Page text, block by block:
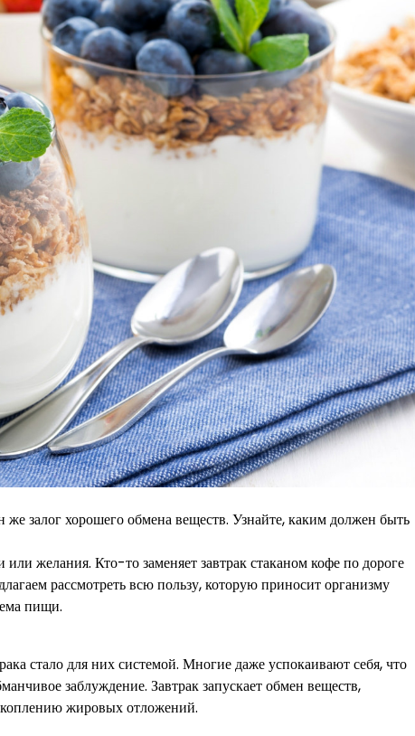
же залог хорошего обмена веществ. Узнайте, каким должен быть
желания. Кто-то заменяет завтрак стаканом кофе по дороге
рассмотреть всю пользу, которую приносит организму
пищи.
стало для них системой. Многие даже успокаивают себя, что
заблуждение. Завтрак запускает обмен веществ,
жировых отложений.